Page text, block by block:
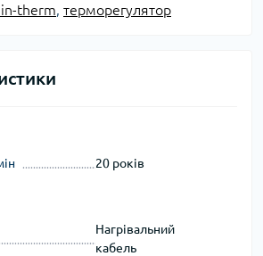
therm терморегулятор
20 років
Нагрівальний
кабель